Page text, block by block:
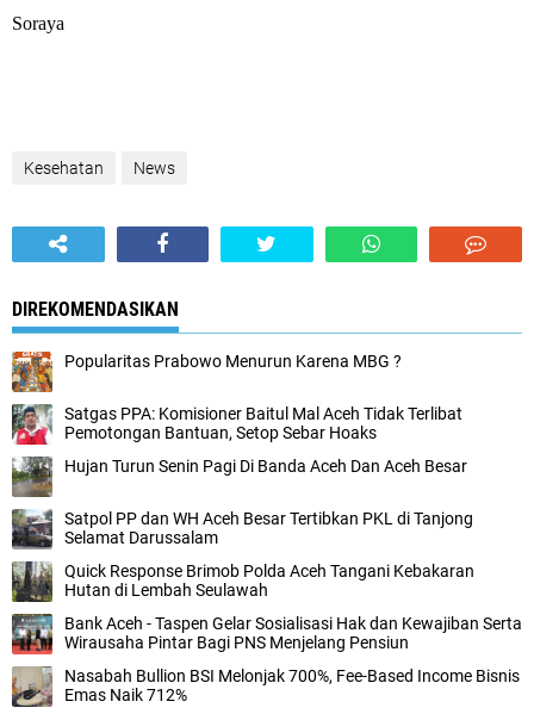
Soraya
Kesehatan News
DIREKOMENDASIKAN
Popularitas Prabowo Menurun Karena MBG ?
Satgas PPA: Komisioner Baitul Mal Aceh Tidak Terlibat
Pemotongan Bantuan, Setop Sebar Hoaks
Hujan Turun Senin Pagi Di Banda Aceh Dan Aceh Besar
Satpol PP dan WH Aceh Besar Tertibkan PKL di Tanjong
Selamat Darussalam
Quick Response Brimob Polda Aceh Tangani Kebakaran
Hutan di Lembah Seulawah
Bank Aceh - Taspen Gelar Sosialisasi Hak dan Kewajiban Serta
Wirausaha Pintar Bagi PNS Menjelang Pensiun
Nasabah Bullion BSI Melonjak 700%, Fee-Based Income Bisnis
Emas Naik 712%